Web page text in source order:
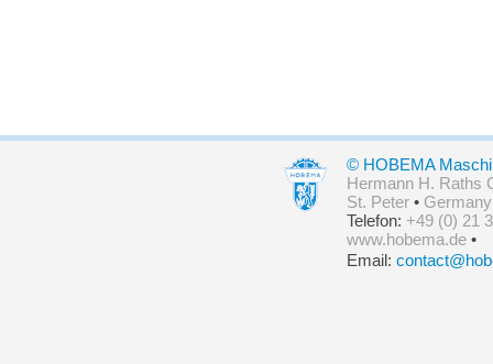
© HOBEMA
Hermann H. Raths
St. Peter • Germany
Telefon: +49 (0) 21
www.hobema.de •
Email: